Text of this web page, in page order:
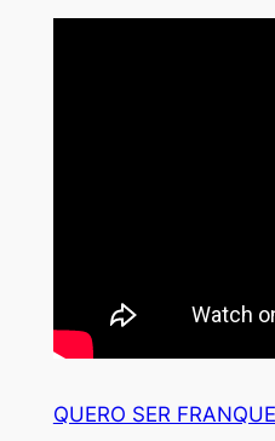
QUERO SER